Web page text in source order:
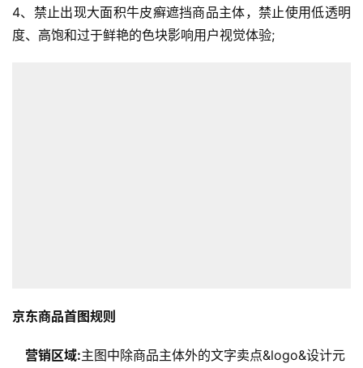
4、禁止出现大面积牛皮癣遮挡商品主体，禁止使用低透明
度、高饱和过于鲜艳的色块影响用户视觉体验;
京东商品首图规则
营销区域:主图中除商品主体外的文字卖点&logo&设计元